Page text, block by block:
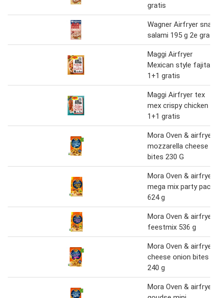
gratis
Wagner Airfryer
salami 195 g 2e gratis
Maggi Airfryer
Mexican style fajita
1+1 gratis
Maggi Airfryer tex
mex crispy chicken
1+1 gratis
Mora Oven & airfryer
mozzarella cheese
bites 230 G
Mora Oven & airfryer
mega mix party pack
624 g
Mora Oven & airfryer
feestmix 536 g
Mora Oven & airfryer
cheese onion bites
240 g
Mora Oven & airfryer